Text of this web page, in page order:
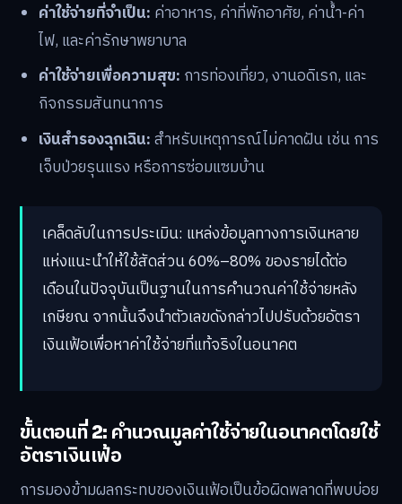
ค่าใช้จ่ายที่จำเป็น: ค่าอาหาร, ค่าที่พักอาศัย, ค่าน้ำ-ค่า
ไฟ, และค่ารักษาพยาบาล
ค่าใช้จ่ายเพื่อความสุข: การท่องเที่ยว, งานอดิเรก, และ
กิจกรรมสันทนาการ
เงินสำรองฉุกเฉิน:สำหรับเหตุการณ์ไม่คาดฝัน เช่น การ
เจ็บป่วยรุนแรง หรือการซ่อมแซมบ้าน
เคล็ดลับในการประเมิน: แหล่งข้อมูลทางการเงินหลาย
แห่งแนะนำให้ใช้สัดส่วน 60%–80% ของรายได้ต่อ
เดือนในปัจจุบันเป็นฐานในการคำนวณค่าใช้จ่ายหลัง
เกษียณ จากนั้นจึงนำตัวเลขดังกล่าวไปปรับด้วยอัตรา
เงินเฟ้อเพื่อหาค่าใช้จ่ายที่แท้จริงในอนาคต
ขั้นตอนที่ 2: คำนวณมูลค่าใช้จ่ายในอนาคตโดยใช้
อัตราเงินเฟ้อ
การมองข้ามผลกระทบของเงินเฟ้อเป็นข้อผิดพลาดที่พบบ่อย